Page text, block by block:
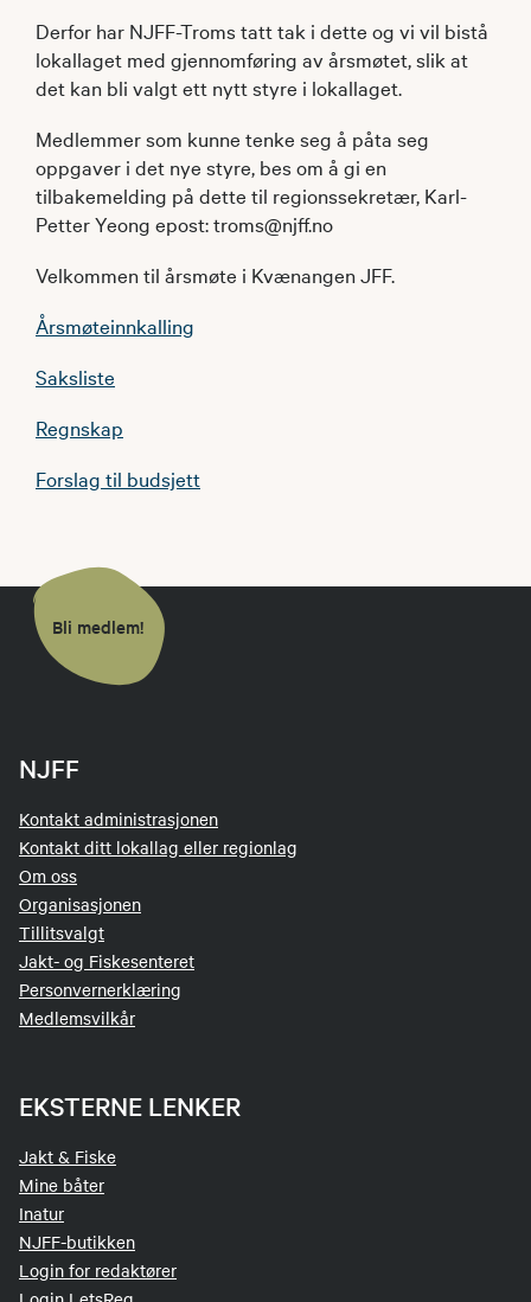
Derfor har NJFF-Troms tatt tak i dette og vi vil bistå
lokallaget med gjennomføring av årsmøtet, slik at
det kan bli valgt ett nytt styre i lokallaget.
Medlemmer som kunne tenke seg å påta seg
oppgaver i det nye styre, bes om å gi en
tilbakemelding på dette til regionssekretær, Karl-
Petter Yeong epost: troms@njff.no
Velkommen til årsmøte i Kvænangen JFF.
Årsmøteinnkalling
Saksliste
Regnskap
Forslag til budsjett
Bli medlem!
NJFF
Kontakt administrasjonen
Kontakt ditt lokallag eller regionlag
Om oss
Organisasjonen
Tillitsvalgt
Jakt- og Fiskesenteret
Personvernerklæring
Medlemsvilkår
EKSTERNE LENKER
Jakt & Fiske
Mine båter
Inatur
NJFF-butikken
Login for redaktører